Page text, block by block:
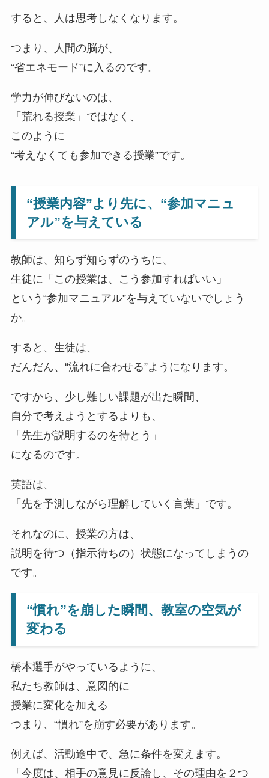
すると、人は思考しなくなります。
つまり、人間の脳が、
“省エネモード”に入るのです。
学力が伸びないのは、
「荒れる授業」ではなく、
このように
“考えなくても参加できる授業”です。
“授業内容”より先に、“参加マニュ
アル”を与えている
教師は、知らず知らずのうちに、
生徒に「この授業は、こう参加すればいい」
という“参加マニュアル”を与えていないでしょう
か。
すると、生徒は、
だんだん、“流れに合わせる”ようになります。
ですから、少し難しい課題が出た瞬間、
自分で考えようとするよりも、
「先生が説明するのを待とう」
になるのです。
英語は、
「先を予測しながら理解していく言葉」です。
それなのに、授業の方は、
説明を待つ（指示待ちの）状態になってしまうの
です。
“慣れ”を崩した瞬間、教室の空気が
変わる
橋本選手がやっているように、
私たち教師は、意図的に
授業に変化を加える
つまり、“慣れ”を崩す必要があります。
例えば、活動途中で、急に条件を変えます。
「今度は、相手の意見に反論し、その理由を２つ